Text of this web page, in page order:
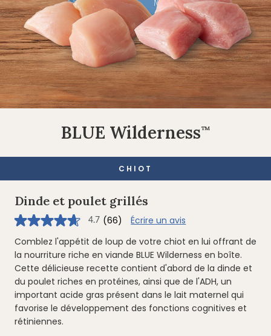
BLUE Wilderness™
CHIOT
Dinde et poulet grillés
4.7
sur
5
,
valeur
de
note
moyenne.
Read
66
Reviews.
Lien
4.7 (66)
Écrire un avis
Comblez l'appétit de loup de votre chiot en lui offrant de
la nourriture riche en viande BLUE Wilderness en boîte.
Cette délicieuse recette contient d'abord de la dinde et
du poulet riches en protéines, ainsi que de l'ADH, un
important acide gras présent dans le lait maternel qui
favorise le développement des fonctions cognitives et
rétiniennes.